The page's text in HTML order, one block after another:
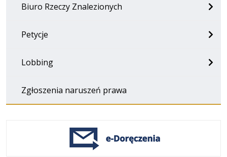
Biuro Rzeczy Znalezionych
Petycje
Lobbing
Zgłoszenia naruszeń prawa